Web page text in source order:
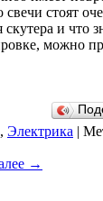
свечи стоят
скутера и что
можно
, Электрика |
→